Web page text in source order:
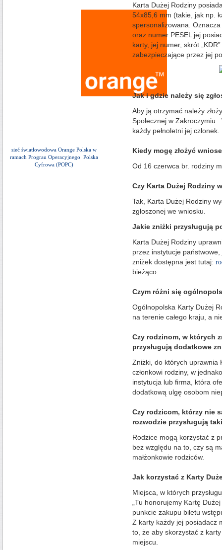
sieć światłowodowa Orange Polska w
ramach Prograu Operacyjnego Polska
Cyfrowa (POPC)
Karta Dużej Rodziny
54x85,6 mm (takie, jak np.
spersonalizowana.
oraz numer PESEL jej
karty, jej numer, skrót
zabezpieczające przez jej
Jak i gdzie należy się
Aby ją otrzymać należy
Społecznej w Zakroczymiu
każdy pełnoletni jej członek.
Kiedy mogę złożyć
Od 16 czerwca br. rodziny
Czy Karta Dużej Rodziny
Tak, Karta Dużej Rodziny
zgłoszonej we wniosku.
Jakie zniżki przysługują
Karta Dużej Rodziny
przez instytucje
zniżek dostępna jest tutaj:
bieżąco.
Czym różni się
Ogólnopolska Karty Dużej
na terenie całego kraju, a
Czy rodzinom, w których
przysługują dodatkowe
Zniżki, do których uprawnia
członkowi rodziny, w
instytucja lub firma, która
dodatkową ulgę osobom
Czy rodzicom, którzy nie
rozwodzie przysługują
Rodzice mogą korzystać z
bez względu na to, czy są
małżonkowie rodziców.
Jak korzystać z Karty
Miejsca, w których
„Tu honorujemy Kartę
punkcie zakupu biletu
Z karty każdy jej posiadacz
to, że aby skorzystać z
miejscu.